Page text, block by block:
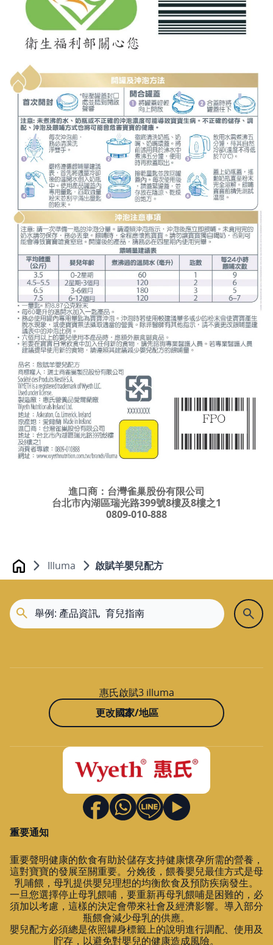
進口商：台灣雀巢股份有限公司
台北市內湖區瑞光路399號8樓及8樓之1
0809-010-888
Home Illuma 啟賦羊嬰兒配方
惠氏啟賦3 illuma
更改國家/地區
重要通知
重要聲明健康的飲食有助於儲存支持健康懷孕所需的營養，
這對寶寶的發展至關重要。分娩後，餵養嬰兒最佳方式是母
乳哺餵，母乳提供嬰兒理想的均衡飲食及預防疾病發生。
一旦您選擇停止母乳餵哺，要重新再母乳餵哺是困難的，必
須加以考慮，這樣的決定會帶來社會及經濟影響。導入部分
瓶餵會減少母乳的供應。
嬰兒配方必須總是依照罐身標籤上的說明進行調配、使用及
貯存，以避免對嬰兒的健康造成風險。